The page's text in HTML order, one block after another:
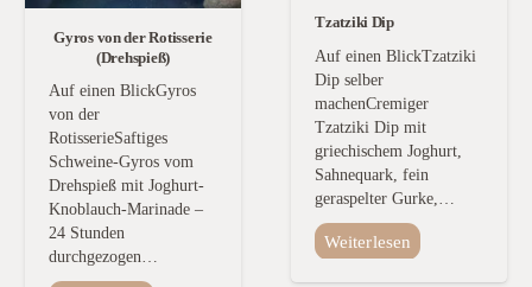
Tzatziki Dip
Auf einen BlickTzatziki
Dip selber
machenCremiger
Tzatziki Dip mit
griechischem Joghurt,
Sahnequark, fein
geraspelter Gurke,…
Weiterlesen
Gyros von der Rotisserie
(Drehspieß)
Auf einen BlickGyros
von der
RotisserieSaftiges
Schweine-Gyros vom
Drehspieß mit Joghurt-
Knoblauch-Marinade –
24 Stunden
durchgezogen…